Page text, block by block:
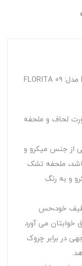
به صورت لحاف و ملحفه
از جنس میکرو و
ملحفه تشک
و به رنگ
خود،حس
می آورد
در برابر چروک